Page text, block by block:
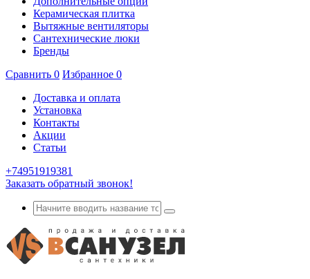
Керамическая плитка
Вытяжные вентиляторы
Сантехнические люки
Бренды
Сравнить 0 Избранное 0
Доставка и оплата
Установка
Контакты
Акции
Статьи
+74951919381
Заказать обратный звонок!